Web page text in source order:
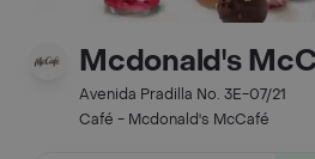
Mcdonald's
Avenida Pradilla No. 3E-07/21
Café - Mcdonald's McCafé